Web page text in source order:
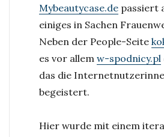
Mybeautycase.depassiert
einiges in Sachen
Neben der People-Seite
es vor allem w-spodnicy.pl
das die
begeistert.
Hier wurde mit einem